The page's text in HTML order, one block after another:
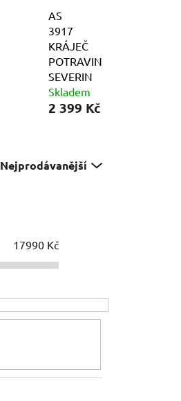
AS
3917
KRÁJEČ
POTRAVIN
SEVERIN
Skladem
2 399 Kč
Nejprodávanější
17990 Kč